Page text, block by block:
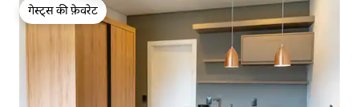
गेस्ट्स की फ़ेवरेट
गेस्ट्स की फ़ेवरेट